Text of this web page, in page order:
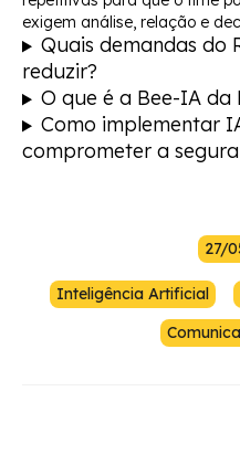
exigem análise, relação e
Quais demandas do
reduzir?
O que é a Bee-IA da
Como implementar
comprometer a
27/
Inteligência Artificial